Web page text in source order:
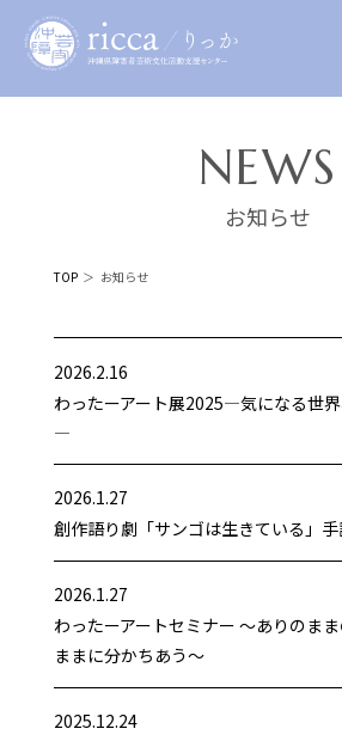
NEWS
お知らせ
TOP お知らせ
2026.2.16
わったーアート展2025—気になる世
—
2026.1.27
創作語り劇「サンゴは生きている」
2026.1.27
わったーアートセミナー 〜ありのま
ままに分かちあう〜
2025.12.24